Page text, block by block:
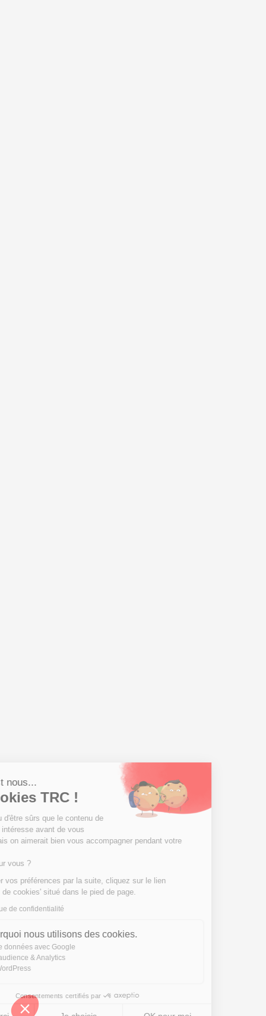
Salut c'est nous...
les Cookies TRC !
On a attendu d'être sûrs que le contenu de
ce site vous intéresse avant de vous
déranger, mais on aimerait bien vous accompagner pendant votre
C'est OK pour vous ?
Pour modifier vos préférences par la suite, cliquez sur le lien
'Préférences de cookies' situé dans le pied de page.
Lire la politique de confidentialité
Voici pourquoi nous utilisons des cookies.
Partage de données avec Google
Mesure d'audience & Analytics
Cookies WordPress
Consentements certifiés par